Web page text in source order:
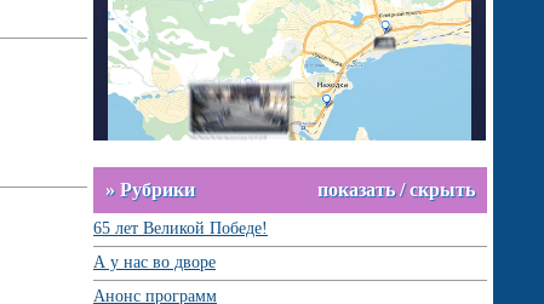
» Рубрики показать / скрыть
65 лет Великой Победе!
А у нас во дворе
Анонс программ